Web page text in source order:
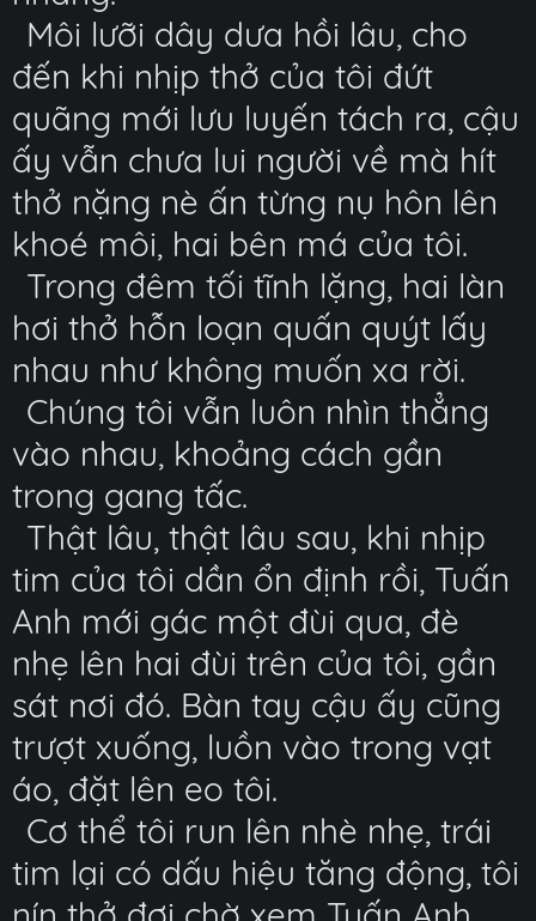
Môi lưỡi dây dưa hồi lâu, cho
đến khi nhịp thở của tôi đứt
quãng mới lưu luyến tách ra, cậu
ấy vẫn chưa lui người về mà hít
thở nặng nè ấn từng nụ hôn lên
khoé môi, hai bên má của tôi.
Trong đêm tối tĩnh lặng, hai làn
hơi thở hỗn loạn quấn quýt lấy
nhau như không muốn xa rời.
Chúng tôi vẫn luôn nhìn thẳng
vào nhau, khoảng cách gần
trong gang tấc.
Thật lâu, thật lâu sau, khi nhịp
tim của tôi dần ổn định rồi, Tuấn
Anh mới gác một đùi qua, đè
nhẹ lên hai đùi trên của tôi, gần
sát nơi đó. Bàn tay cậu ấy cũng
trượt xuống, luồn vào trong vạt
áo, đặt lên eo tôi.
Cơ thể tôi run lên nhè nhẹ, trái
tim lại có dấu hiệu tăng động, tôi